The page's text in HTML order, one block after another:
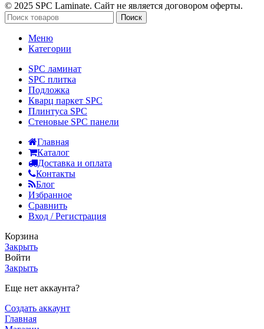
© 2025 SPC Laminate. Сайт не является договором оферты.
Поиск
Меню
Категории
SPC ламинат
SPC плитка
Подложка
Кварц паркет SPC
Плинтуса SPC
Стеновые SPC панели
Главная
Каталог
Доставка и оплата
Контакты
Блог
Избранное
Сравнить
Вход / Регистрация
Корзина
Закрыть
Войти
Закрыть
Еще нет аккаунта?
Создать аккаунт
Главная